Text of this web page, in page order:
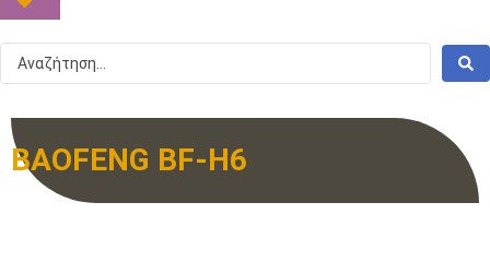
BAOFENG BF-H6